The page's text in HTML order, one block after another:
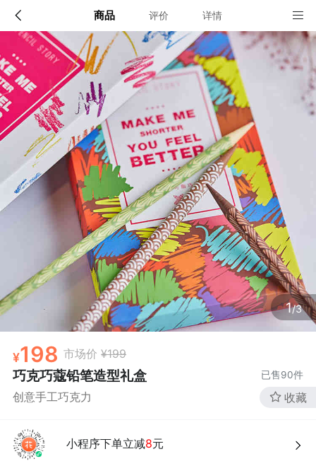
商品 评价 详情
1/3
198 市场价 ¥199
巧克巧蔻铅笔造型礼盒 已售90件
创意手工巧克力 收藏
小程序下单立减8元
配送说明
顺丰快递苏州发货。周一到周五15:00前订单当天发货，
超过15:00第二天发货
确定
店铺信息
该地区暂无配送门店
确定